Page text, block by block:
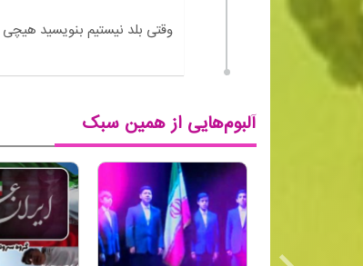
آلبوم‌هایی از همین سبک